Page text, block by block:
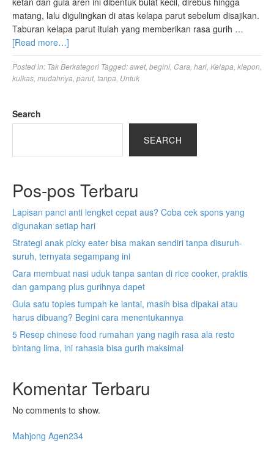
matang, lalu digulingkan di atas kelapa parut sebelum disajikan.
Taburan kelapa parut itulah yang memberikan rasa gurih …
[Read more…]
Posted in: Tak Berkategori Tagged:awet, begini, Cara, hari, Kelapa, klepon,
kulkas, mudahnya, parut, tanpa, Untuk
Search
SEARCH
Pos-pos Terbaru
Lapisan panci anti lengket cepat aus? Coba cek spons yang
digunakan setiap hari
Strategi anak picky eater bisa makan sendiri tanpa disuruh-
suruh, ternyata segampang ini
Cara membuat nasi uduk tanpa santan di rice cooker, praktis
dan gampang plus gurihnya dapet
Gula satu toples tumpah ke lantai, masih bisa dipakai atau
harus dibuang? Begini cara menentukannya
5 Resep chinese food rumahan yang nagih rasa ala resto
bintang lima, ini rahasia bisa gurih maksimal
Komentar Terbaru
No comments to show.
Mahjong Agen234